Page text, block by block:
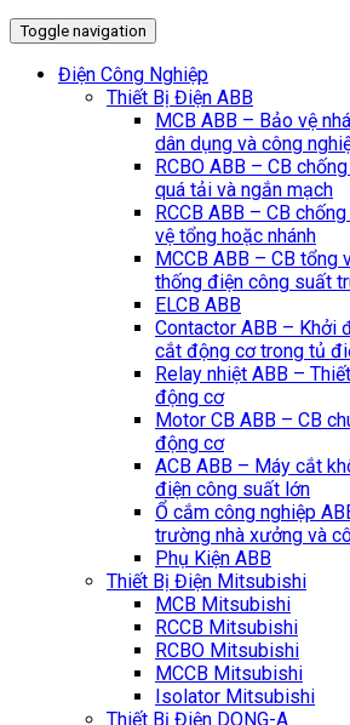
Toggle navigation
Điện Công Nghiệp
Thiết Bị Điện ABB
MCB ABB – Bảo vệ
dân dụng và công
RCBO ABB – CB
quá tải và ngắn mạch
RCCB ABB – CB
vệ tổng hoặc nhánh
MCCB ABB – CB tổng
thống điện công suất
ELCB ABB
Contactor ABB – Khởi
cắt động cơ trong tủ
Relay nhiệt ABB –
động cơ
Motor CB ABB – CB
động cơ
ACB ABB – Máy cắt
điện công suất lớn
Ổ cắm công nghiệp
trường nhà xưởng và
Phụ Kiện ABB
Thiết Bị Điện Mitsubishi
MCB Mitsubishi
RCCB Mitsubishi
RCBO Mitsubishi
MCCB Mitsubishi
Isolator Mitsubishi
Thiết Bị Điện DONG-A